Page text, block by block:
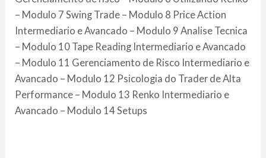
– Modulo 7 Swing Trade – Modulo 8 Price Action
Intermediario e Avancado – Modulo 9 Analise Tecnica
– Modulo 10 Tape Reading Intermediario e Avancado
– Modulo 11 Gerenciamento de Risco Intermediario e
Avancado – Modulo 12 Psicologia do Trader de Alta
Performance – Modulo 13 Renko Intermediario e
Avancado – Modulo 14 Setups